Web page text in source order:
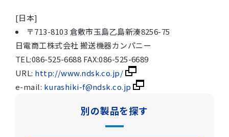
[日本]
〒713-8103 倉敷市玉島乙島新湊8256-75
日電商工株式会社 搬送機器カンパニー
TEL:086-525-6688 FAX:086-525-6689
URL: http://www.ndsk.co.jp/
e-mail: kurashiki-f@ndsk.co.jp
別の製品を探す